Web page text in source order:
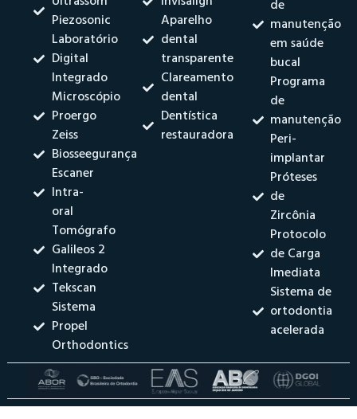
Piezosonic
Laboratório
Digital
Integrado
Microscópio
Proergo
Zeiss
Biosseegurança
Escaner
Intra-
oral
Tomógrafo
Galileos 2
Integrado
Tekscan
Sistema
Propel
Orthodontics
Aparelho
dental
transparente
Clareamento
dental
Dentística
restauradora
de
manutenção
em saúde
bucal
Programa
de
manutenção
Peri-
implantar
Próteses
de
Zircônia
Protocolo
de Carga
Imediata
Sistema de
ortodontia
acelerada